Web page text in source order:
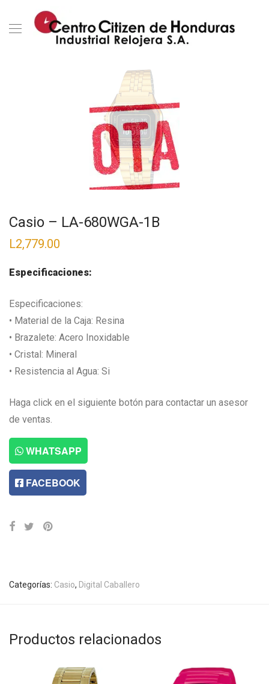
Casio – LA-680WGA-1B
L2,779.00
Especificaciones:
Especificaciones:
• Material de la Caja: Resina
• Brazalete: Acero Inoxidable
• Cristal: Mineral
• Resistencia al Agua: Si
Haga click en el siguiente botón para contactar un asesor
de ventas.
WHATSAPP
FACEBOOK
Categorías: Casio, Digital Caballero
Productos relacionados